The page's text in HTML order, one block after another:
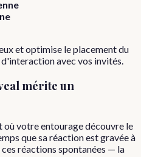
et optimise le placement du
avec vos invités.
mérite un
où votre entourage découvre le
que sa réaction est gravée à
réactions spontanées — la